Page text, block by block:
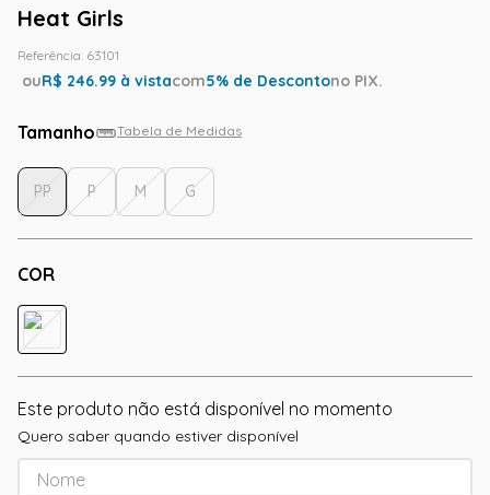
Heat Girls
Referência: 63101
ouR$ 246.99 à vistacom5% de Descontono PIX.
Tamanho Tabela de Medidas
COR
PP P M G
Este produto não está disponível no momento
Quero saber quando estiver disponível